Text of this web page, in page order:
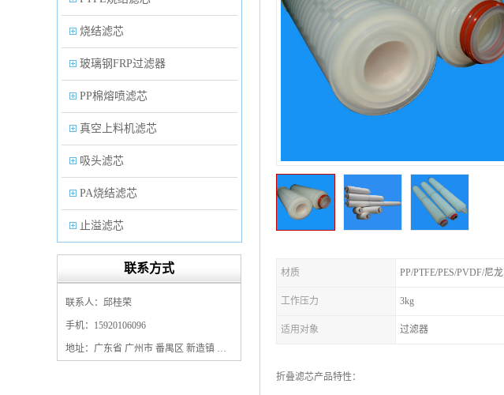
烧结滤芯
玻璃钢FRP过滤器
PP棉熔喷滤芯
真空上料机滤芯
吸头滤芯
PA烧结滤芯
止溢滤芯
PP塑料过滤器
保安过滤器滤芯
联系方式
联系人：邱桂荣
手机：15920106096
地址：广东省 广州市 番禺区 新造镇 新造镇石角咀街4号三楼之一
材质 PP/PTFE/PES/PVDF/尼龙
工作压力 3kg
适用对象 过滤器
折叠滤芯产品特性：